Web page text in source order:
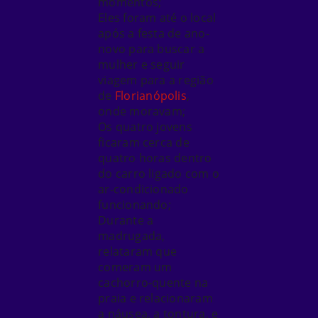
Eles foram até o local
após a festa de ano-
novo para buscar a
mulher e seguir
viagem para a região
de Florianópolis,
onde moravam;
Os quatro jovens
ficaram cerca de
quatro horas dentro
do carro ligado com o
ar-condicionado
funcionando;
Durante a
madrugada,
relataram que
comeram um
cachorro-quente na
praia e relacionaram
a náusea, a tontura, e